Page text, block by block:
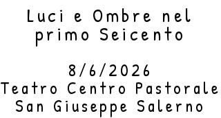
Luci e Ombre nel
primo Seicento
8/6/2026
Teatro Centro Pastorale
San Giuseppe Salerno